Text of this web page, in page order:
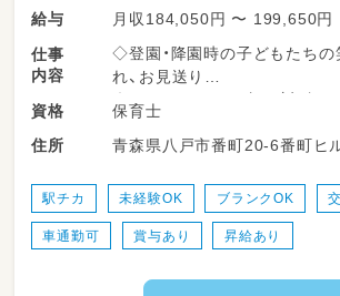
給与
月収184,050円 〜 199,650円
仕事
内容
◇登園・降園時の子どもたちの
れ、お見送り
◇子どもたちの見守り（室内で
などの戸外活動の引率）
◇排泄の自立サポート、おむつ
◇楽しいもぐもぐ時間を支える
◇お昼寝（午睡）の準備や、安
◇お部屋の清掃や、おもちゃの
◇季節の行事やイベントの計画
資格
保育士
住所
青森県八戸市番町20-6番町ヒ
駅チカ 未経験OK ブランクOK
車通勤可 賞与あり 昇給あり